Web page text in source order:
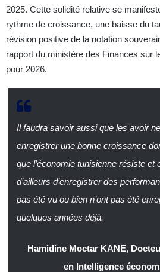
2025. Cette solidité relative se
rythme de croissance, une baisse du
révision positive de la notation
rapport du ministère des Finances sur
pour 2026.
Il faudra savoir aussi que les avoir
enregistrer une bonne croissance
que l’économie tunisienne résiste et
d’ailleurs d’enregistrer des
pas été vu ou bien n’ont pas été
quelques années déjà.
Hamidine Moctar KANE,
en Intelligence